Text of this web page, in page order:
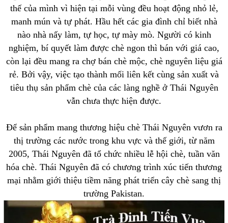
thế của mình vì hiện tại mỗi vùng đều hoạt động nhỏ lẻ,
manh mún và tự phát. Hầu hết các gia đình chỉ biết nhà
nào nhà nấy làm, tự học, tự mày mò. Người có kinh
nghiệm, bí quyết làm được chè ngon thì bán với giá cao,
còn lại đều mang ra chợ bán chè mộc, chè nguyên liệu giá
rẻ. Bởi vậy, việc tạo thành mối liên kết cùng sản xuất và
tiêu thụ sản phẩm chè của các làng nghề ở Thái Nguyên
vẫn chưa thực hiện được.
Để sản phẩm mang thương hiệu chè Thái Nguyên vươn ra
thị trường các nước trong khu vực và thế giới, từ năm
2005, Thái Nguyên đã tổ chức nhiều lễ hội chè, tuần văn
hóa chè. Thái Nguyên đã có chương trình xúc tiến thương
mại nhằm giới thiệu tiềm năng phát triển cây chè sang thị
trường Pakistan.